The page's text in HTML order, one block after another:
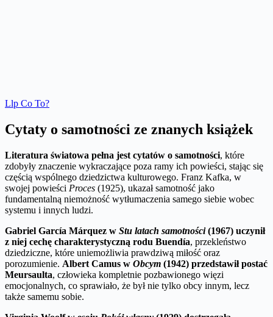
Llp Co To?
Cytaty o samotności ze znanych książek
Literatura światowa pełna jest cytatów o samotności, które
zdobyły znaczenie wykraczające poza ramy ich powieści, stając się
częścią wspólnego dziedzictwa kulturowego. Franz Kafka, w
swojej powieści Proces (1925), ukazał samotność jako
fundamentalną niemożność wytłumaczenia samego siebie wobec
systemu i innych ludzi.
Gabriel García Márquez w Stu latach samotności(1967) uczynił
z niej cechę charakterystyczną rodu Buendía, przekleństwo
dziedziczne, które uniemożliwia prawdziwą miłość oraz
porozumienie. Albert Camus w Obcym (1942) przedstawił postać
Meursaulta, człowieka kompletnie pozbawionego więzi
emocjonalnych, co sprawiało, że był nie tylko obcy innym, lecz
także samemu sobie.